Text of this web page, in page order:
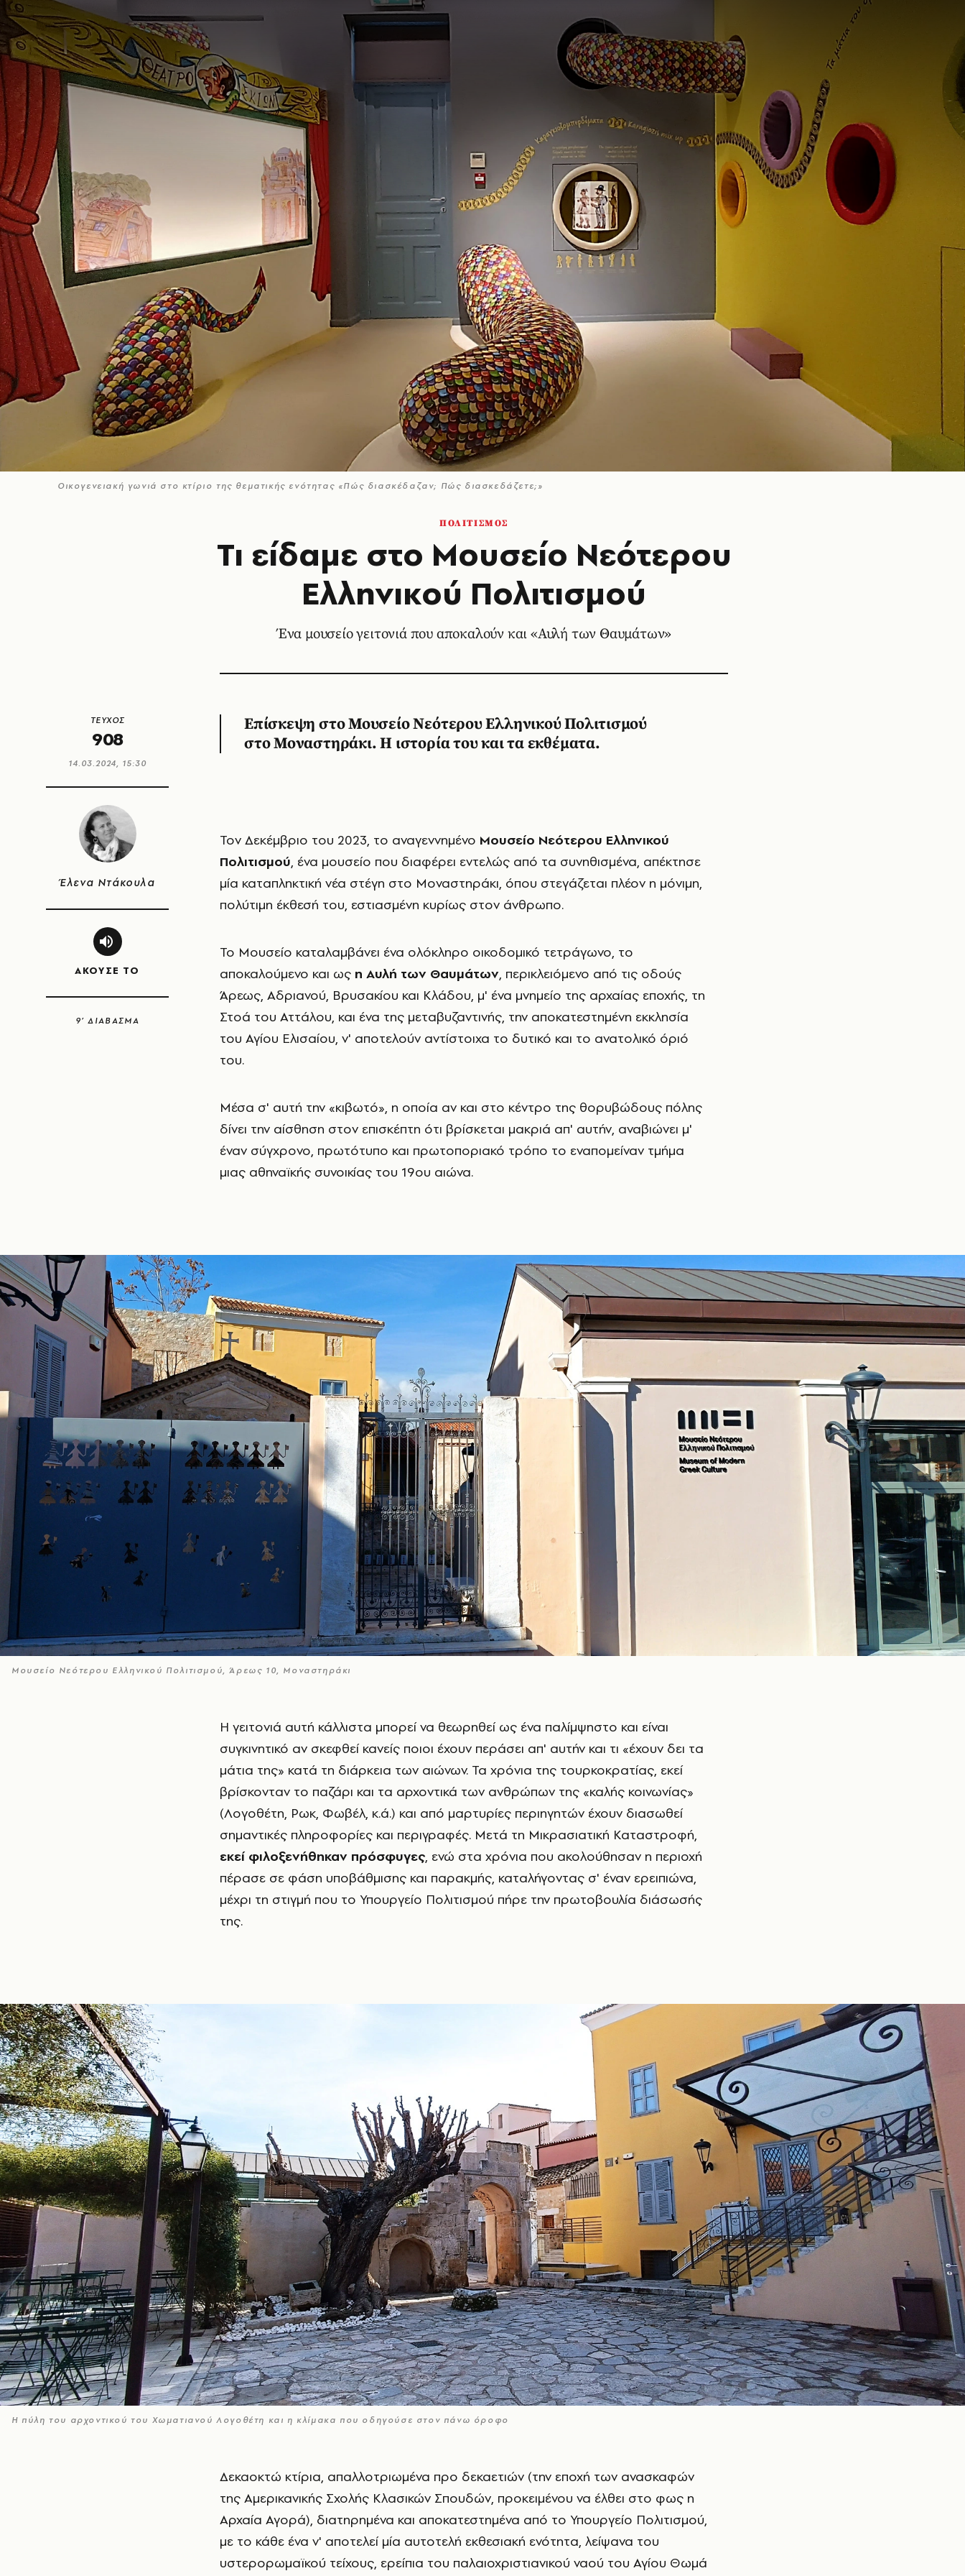
Οικογενειακή γωνιά στο κτίριο της θεματικής ενότητας «Πώς διασκέδαζαν; Πώς διασκεδάζετε;»
ΠΟΛΙΤΙΣΜΟΣ
Τι είδαμε στο Μουσείο Νεότερου
Ελληνικού Πολιτισμού
Ένα μουσείο γειτονιά που αποκαλούν και «Αυλή των Θαυμάτων»
ΤΕΥΧΟΣ
908
14.03.2024, 15:30
Έλενα Ντάκουλα
ΑΚΟΥΣΕ ΤΟ
9’ ΔΙΑΒΑΣΜΑ
Επίσκεψη στο Μουσείο Νεότερου Ελληνικού Πολιτισμού
στο Μοναστηράκι. Η ιστορία του και τα εκθέματα.
Τον Δεκέμβριο του 2023, το αναγεννημένο Μουσείο Νεότερου Ελληνικού
Πολιτισμού, ένα μουσείο που διαφέρει εντελώς από τα συνηθισμένα, απέκτησε
μία καταπληκτική νέα στέγη στο Μοναστηράκι, όπου στεγάζεται πλέον η μόνιμη,
πολύτιμη έκθεσή του, εστιασμένη κυρίως στον άνθρωπο.
Το Μουσείο καταλαμβάνει ένα ολόκληρο οικοδομικό τετράγωνο, το
αποκαλούμενο και ως η Αυλή των Θαυμάτων, περικλειόμενο από τις οδούς
Άρεως, Αδριανού, Βρυσακίου και Κλάδου, μ' ένα μνημείο της αρχαίας εποχής, τη
Στοά του Αττάλου, και ένα της μεταβυζαντινής, την αποκατεστημένη εκκλησία
του Αγίου Ελισαίου, ν' αποτελούν αντίστοιχα το δυτικό και το ανατολικό όριό
του.
Μέσα σ' αυτή την «κιβωτό», η οποία αν και στο κέντρο της θορυβώδους πόλης
δίνει την αίσθηση στον επισκέπτη ότι βρίσκεται μακριά απ' αυτήν, αναβιώνει μ'
έναν σύγχρονο, πρωτότυπο και πρωτοποριακό τρόπο το εναπομείναν τμήμα
μιας αθηναϊκής συνοικίας του 19ου αιώνα.
Μουσείο Νεότερου Ελληνικού Πολιτισμού, Άρεως 10, Μοναστηράκι
Η γειτονιά αυτή κάλλιστα μπορεί να θεωρηθεί ως ένα παλίμψηστο και είναι
συγκινητικό αν σκεφθεί κανείς ποιοι έχουν περάσει απ' αυτήν και τι «έχουν δει τα
μάτια της» κατά τη διάρκεια των αιώνων. Τα χρόνια της τουρκοκρατίας, εκεί
βρίσκονταν το παζάρι και τα αρχοντικά των ανθρώπων της «καλής κοινωνίας»
(Λογοθέτη, Ρωκ, Φωβέλ, κ.ά.) και από μαρτυρίες περιηγητών έχουν διασωθεί
σημαντικές πληροφορίες και περιγραφές. Μετά τη Μικρασιατική Καταστροφή,
εκεί φιλοξενήθηκαν πρόσφυγες, ενώ στα χρόνια που ακολούθησαν η περιοχή
πέρασε σε φάση υποβάθμισης και παρακμής, καταλήγοντας σ' έναν ερειπιώνα,
μέχρι τη στιγμή που το Υπουργείο Πολιτισμού πήρε την πρωτοβουλία διάσωσής
της.
Η πύλη του αρχοντικού του Χωματιανού Λογοθέτη και η κλίμακα που οδηγούσε στον πάνω όροφο
Δεκαοκτώ κτίρια, απαλλοτριωμένα προ δεκαετιών (την εποχή των ανασκαφών
της Αμερικανικής Σχολής Κλασικών Σπουδών, προκειμένου να έλθει στο φως η
Αρχαία Αγορά), διατηρημένα και αποκατεστημένα από το Υπουργείο Πολιτισμού,
με το κάθε ένα ν' αποτελεί μία αυτοτελή εκθεσιακή ενότητα, λείψανα του
υστερορωμαϊκού τείχους, ερείπια του παλαιοχριστιανικού ναού του Αγίου Θωμά